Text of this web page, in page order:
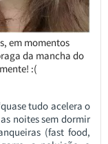
em momentos
da mancha do
:(
tudo acelera o
noites sem dormir
(fast food,